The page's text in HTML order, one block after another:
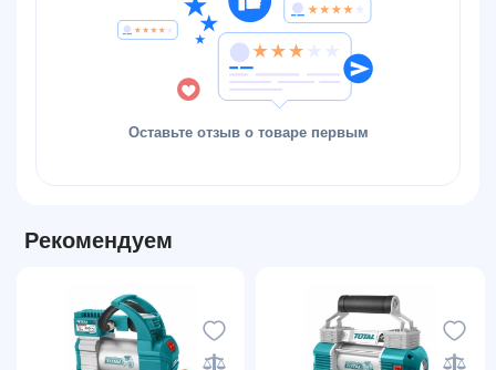
Оставьте отзыв о товаре первым
Рекомендуем